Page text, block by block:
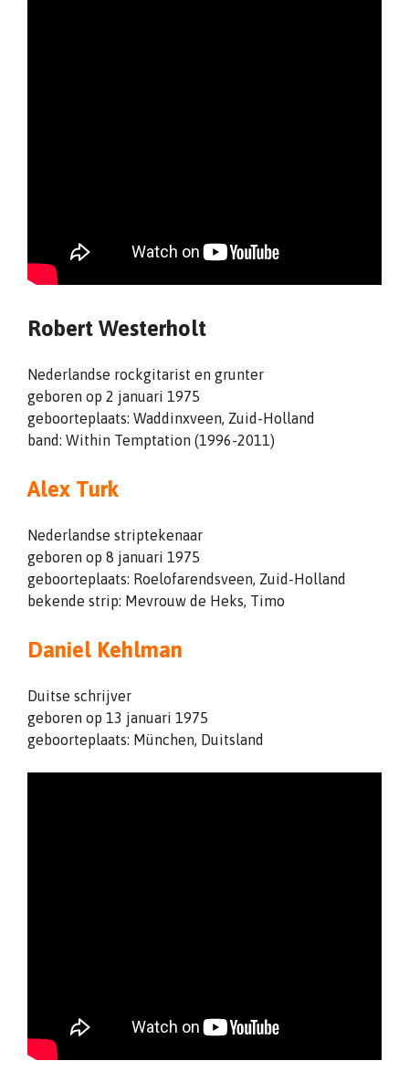
Robert Westerholt
Nederlandse rockgitarist en grunter
geboren op 2 januari 1975
geboorteplaats: Waddinxveen, Zuid-Holland
band: Within Temptation (1996-2011)
Alex Turk
Nederlandse striptekenaar
geboren op 8 januari 1975
geboorteplaats: Roelofarendsveen, Zuid-Holland
bekende strip: Mevrouw de Heks, Timo
Daniel Kehlman
Duitse schrijver
geboren op 13 januari 1975
geboorteplaats: München, Duitsland